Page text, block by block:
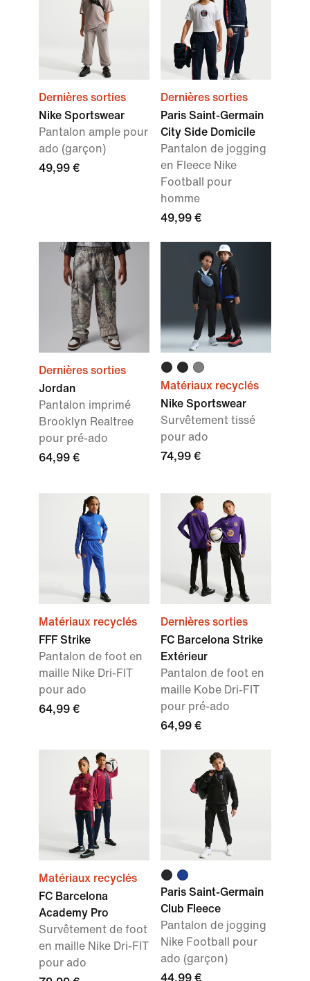
Dernières sorties
Nike Sportswear
Pantalon ample pour
ado (garçon)
49,99 €
Dernières sorties
Paris Saint-Germain
City Side Domicile
Pantalon de jogging
en Fleece Nike
Football pour
homme
49,99 €
Dernières sorties
Jordan
Pantalon imprimé
Brooklyn Realtree
pour pré-ado
64,99 €
Matériaux recyclés
Nike Sportswear
Survêtement tissé
pour ado
74,99 €
Matériaux recyclés
FFF Strike
Pantalon de foot en
maille Nike Dri-FIT
pour ado
64,99 €
Dernières sorties
FC Barcelona Strike
Extérieur
Pantalon de foot en
maille Kobe Dri-FIT
pour pré-ado
64,99 €
Matériaux recyclés
FC Barcelona
Academy Pro
Survêtement de foot
en maille Nike Dri-FIT
pour ado
Paris Saint-Germain
Club Fleece
Pantalon de jogging
Nike Football pour
ado (garçon)
44,99 €